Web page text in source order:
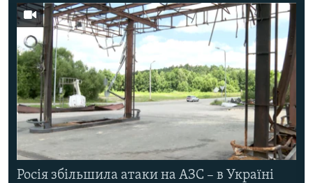
Росія збільшила атаки на АЗС – в Україні